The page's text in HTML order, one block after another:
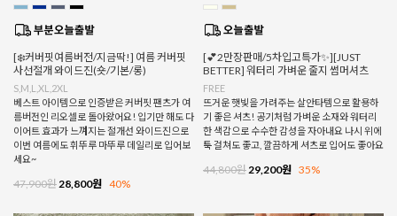
[❄️커버핏여름버전/지금딱!] 여름 커버핏
사선절개 와이드진(숏/기본/롱)
S,M,L,XL,2XL
베스트 아이템으로 인증받은 커버핏 팬츠가 여
름버전인 리오셀로 돌아왔어요! 입기만 해도 다
이어트 효과가 느껴지는 절개선 와이드진으로
이번 여름에도 휘뚜루 마뚜루 데일리로 입어보
세요~
47,900원 28,800원 40%
[💕2만장판매/5차입고특가✨][JUST
BETTER] 워터리 가벼운 줄지 썸머셔츠
FREE
뜨거운 햇빛을 가려주는 살안타템으로 활용하
기 좋은 셔츠! 공기처럼 가벼운 소재와 워터리
한 색감으로 수수한 감성을 자아내요 나시 위에
툭 걸쳐도 좋고, 깔끔하게 셔츠로 입어도 좋아요
44,800원 29,200원 35%